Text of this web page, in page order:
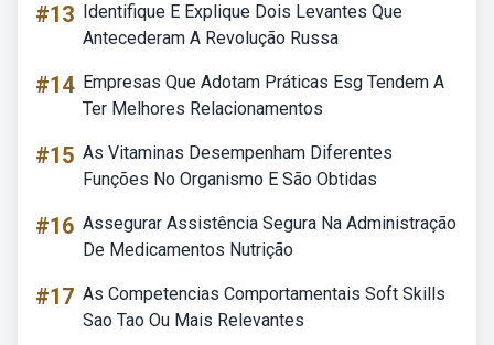
#13 Identifique E Explique Dois Levantes Que
Antecederam A Revolução Russa
#14 Empresas Que Adotam Práticas Esg Tendem A
Ter Melhores Relacionamentos
#15 As Vitaminas Desempenham Diferentes
Funções No Organismo E São Obtidas
#16 Assegurar Assistência Segura Na Administração
De Medicamentos Nutrição
#17 As Competencias Comportamentais Soft Skills
Sao Tao Ou Mais Relevantes